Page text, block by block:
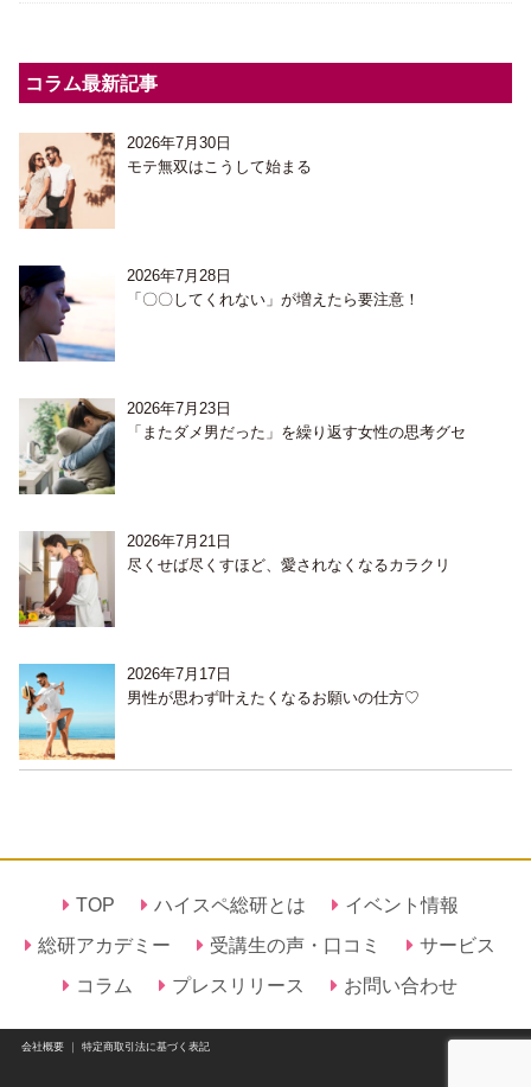
コラム最新記事
2026年7月30日
モテ無双はこうして始まる
2026年7月28日
「〇〇してくれない」が増えたら要注意！
2026年7月23日
「またダメ男だった」を繰り返す女性の思考グセ
2026年7月21日
尽くせば尽くすほど、愛されなくなるカラクリ
2026年7月17日
男性が思わず叶えたくなるお願いの仕方♡
TOP ハイスペ総研とは
イベント情報
総研アカデミー
受講生の声・口コミ
サービス
コラム
プレスリリース お問い合わせ
会社概要｜ 特定商取引法に基づく表記